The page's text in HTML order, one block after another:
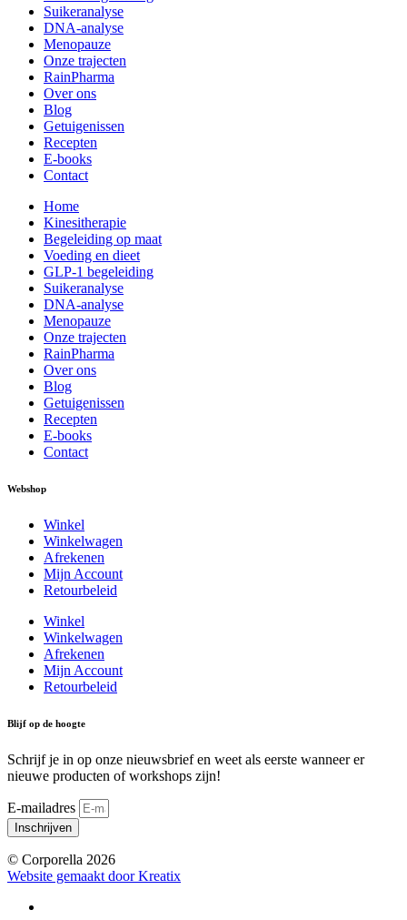
Suikeranalyse
DNA-analyse
Menopauze
Onze trajecten
RainPharma
Over ons
Blog
Getuigenissen
Recepten
E-books
Contact
Home
Kinesitherapie
Begeleiding op maat
Voeding en dieet
GLP-1 begeleiding
Suikeranalyse
DNA-analyse
Menopauze
Onze trajecten
RainPharma
Over ons
Blog
Getuigenissen
Recepten
E-books
Contact
Webshop
Winkel
Winkelwagen
Afrekenen
Mijn Account
Retourbeleid
Winkel
Winkelwagen
Afrekenen
Mijn Account
Retourbeleid
Blijf op de hoogte
Schrijf je in op onze nieuwsbrief en weet als eerste wanneer er
nieuwe producten of workshops zijn!
E-mailadres
Inschrijven
© Corporella 2026
Website gemaakt door Kreatix